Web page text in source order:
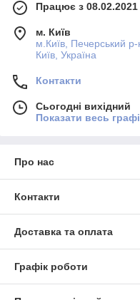
Працює з 08.02.2021
м. Київ
м.Київ, Печерський
Київ, Україна
Контакти
Сьогодні вихідний
Показати весь
Про нас
Контакти
Доставка та оплата
Графік роботи